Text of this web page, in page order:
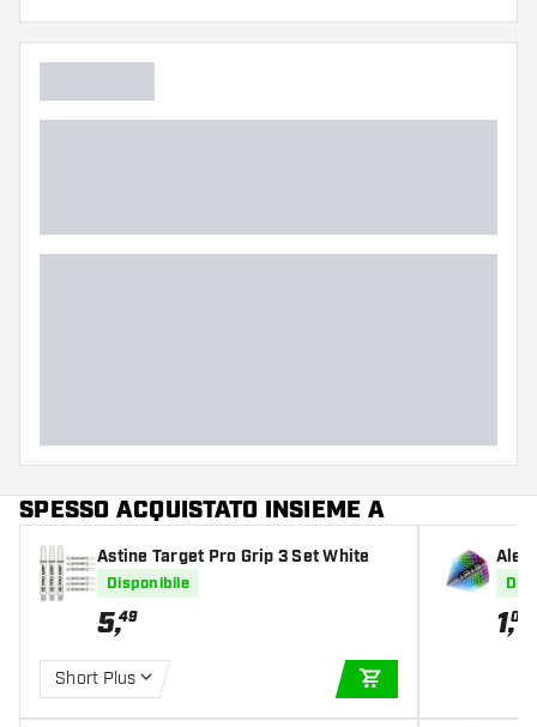
Colori aggiuntivi
SPESSO ACQUISTATO INSIEME A
Astine Target Pro Grip 3 Set White
Disponibile
5,49
Short Plus
1,05